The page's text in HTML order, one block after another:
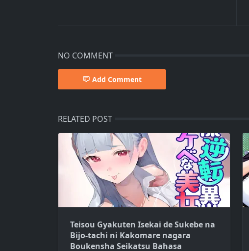
NO COMMENT
Add Comment
RELATED POST
Teisou Gyakuten Isekai de Sukebe na
Bijo-tachi ni Kakomare nagara
Boukensha Seikatsu Bahasa